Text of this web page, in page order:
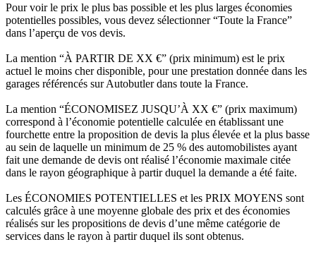
Pour voir le prix le plus bas possible et les plus larges économies
potentielles possibles, vous devez sélectionner “Toute la France”
dans l’aperçu de vos devis.
La mention “À PARTIR DE XX €” (prix minimum) est le prix
actuel le moins cher disponible, pour une prestation donnée dans les
garages référencés sur Autobutler dans toute la France.
La mention “ÉCONOMISEZ JUSQU’À XX €” (prix maximum)
correspond à l’économie potentielle calculée en établissant une
fourchette entre la proposition de devis la plus élevée et la plus basse
au sein de laquelle un minimum de 25 % des automobilistes ayant
fait une demande de devis ont réalisé l’économie maximale citée
dans le rayon géographique à partir duquel la demande a été faite.
Les ÉCONOMIES POTENTIELLES et les PRIX MOYENS sont
calculés grâce à une moyenne globale des prix et des économies
réalisés sur les propositions de devis d’une même catégorie de
services dans le rayon à partir duquel ils sont obtenus.